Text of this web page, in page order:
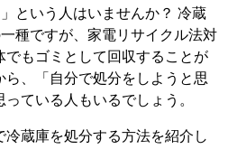
という人はいませんか？ 冷蔵
種ですが、家電リサイクル法対
もゴミとして回収することが
、「自分で処分をしようと思
ている人もいるでしょう。
蔵庫を処分する方法を紹介し